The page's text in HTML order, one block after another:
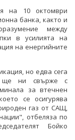
на 10 октомври
банка, както и
между
в усилията на
на енергийните
но едва сега
ще ни свърже с
за втечнен
се осигурява
газ от САЩ,
отбеляза по
Бойко